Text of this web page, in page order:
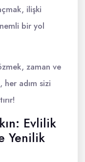
ilişki
bir yol
zaman ve
adım sizi
Evlilik
Yenilik